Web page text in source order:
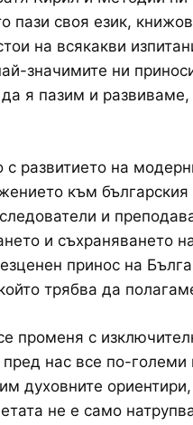
пази своя език,
на всякакви
значимите ни
я пазим и развиваме,
развитието на
към българския
и
и съхраняването
принос на
трябва да
променя с
пред нас все по-
духовните
не е само